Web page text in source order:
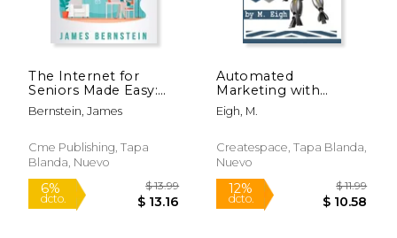
6%
dcto. $ 36.69
6%
dcto. $
The Internet for
Seniors Made Easy:
Find What You've
Been Searching For
Bernstein, James
Cme Publishing, Tapa
Blanda, Nuevo
Automated
Marketing with
Webbots (en Inglés)
Eigh, M.
Createspace, Tapa Blanda,
Nuevo